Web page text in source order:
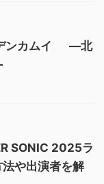
デンカムイ ―北
SONIC 2025ラ
や出演者を解